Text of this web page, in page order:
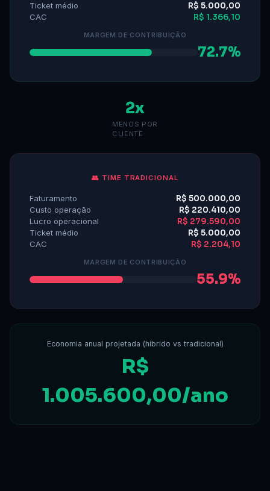
Ticket médio R$ 5.000,00
CAC R$ 1.366,10
MARGEM DE CONTRIBUIÇÃO
72.7%
2x
MENOS POR
CLIENTE
👥 TIME TRADICIONAL
Faturamento R$ 500.000,00
Custo operação R$ 220.410,00
Lucro operacional R$ 279.590,00
Ticket médio R$ 5.000,00
CAC R$ 2.204,10
MARGEM DE CONTRIBUIÇÃO
55.9%
Economia anual projetada (híbrido vs tradicional)
R$
1.005.600,00/ano